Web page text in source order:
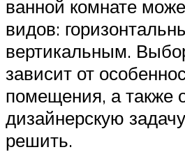
ванной комнате
видов:
вертикальным.
зависит от
помещения, а также
дизайнерскую
решить.